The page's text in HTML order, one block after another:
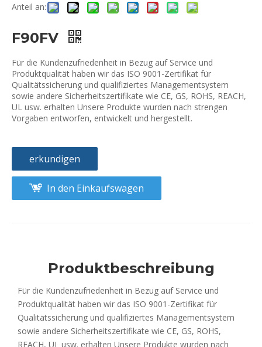
Anteil an:
F90FV
Für die Kundenzufriedenheit in Bezug auf Service und
Produktqualität haben wir das ISO 9001-Zertifikat für
Qualitätssicherung und qualifiziertes Managementsystem
sowie andere Sicherheitszertifikate wie CE, GS, ROHS, REACH,
UL usw. erhalten Unsere Produkte wurden nach strengen
Vorgaben entworfen, entwickelt und hergestellt.
erkundigen
In den Einkaufswagen
Produktbeschreibung
Für die Kundenzufriedenheit in Bezug auf Service und
Produktqualität haben wir das ISO 9001-Zertifikat für
Qualitätssicherung und qualifiziertes Managementsystem
sowie andere Sicherheitszertifikate wie CE, GS, ROHS,
REACH, UL usw. erhalten Unsere Produkte wurden nach